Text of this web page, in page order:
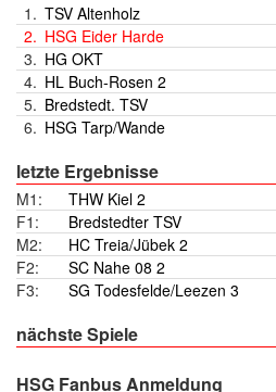
1. TSV Altenholz
2. HSG Eider Harde
3. HG OKT
4. HL Buch-Rosen 2
5. Bredstedt. TSV
6. HSG Tarp/Wande
letzte Ergebnisse
M1: THW Kiel 2
F1:
Bredstedter TSV
M2:
HC Treia/Jübek 2
F2:
SC Nahe 08 2
F3:
SG Todesfelde/Leezen 3
nächste Spiele
HSG Fanbus Anmeldung